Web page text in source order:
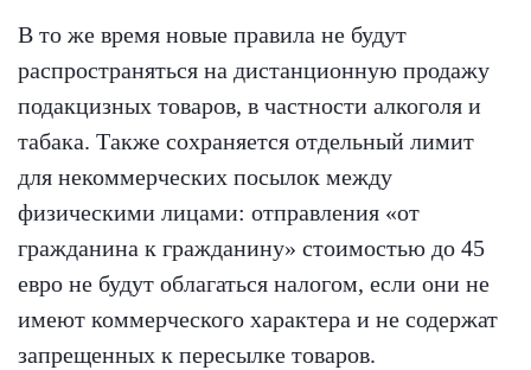
В то же время новые правила не будут
распространяться на дистанционную продажу
подакцизных товаров, в частности алкоголя и
табака. Также сохраняется отдельный лимит
для некоммерческих посылок между
физическими лицами: отправления «от
гражданина к гражданину» стоимостью до 45
евро не будут облагаться налогом, если они не
имеют коммерческого характера и не содержат
запрещенных к пересылке товаров.